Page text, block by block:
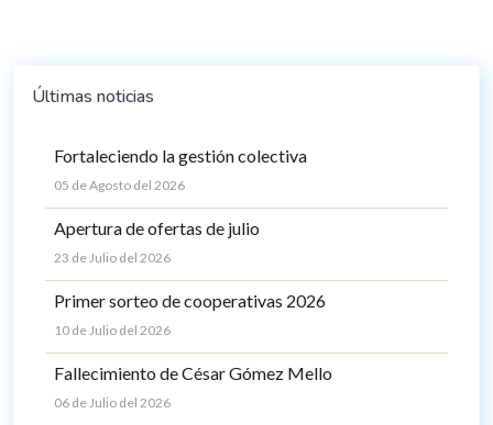
Últimas noticias
Fortaleciendo la gestión colectiva
05 de Agosto del 2026
Apertura de ofertas de julio
23 de Julio del 2026
Primer sorteo de cooperativas 2026
10 de Julio del 2026
Fallecimiento de César Gómez Mello
06 de Julio del 2026